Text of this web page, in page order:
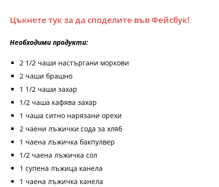
Цъкнете тук за да споделите във Фейсбук!
Необходими продукти:
2 1/2 чаши настъргани моркови
2 чаши брашно
1 1/2 чаши захар
1/2 чаша кафява захар
1 чаша ситно нарязани орехи
2 чаени лъжички сода за хляб
1 чаена лъжичка бакпулвер
1/2 чаена лъжичка сол
1 супена лъжица канела
1 чаена лъжичка канела